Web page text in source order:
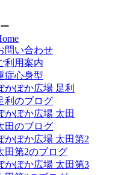
問い合わせ
利用案内
症心身型
かぽか広場 足利
利のブログ
かぽか広場 太田
田のブログ
かぽか広場 太田第2
田第2のブログ
かぽか広場 太田第3